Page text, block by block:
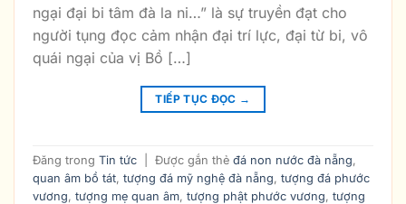
ngại đại bi tâm đà la ni…” là sự truyền đạt cho
người tụng đọc cảm nhận đại trí lực, đại từ bi, vô
quái ngại của vị Bồ […]
TIẾP TỤC ĐỌC →
Đăng trong Tin tức Được gắn thẻ đá non nước đà nẵng,
quan âm bồ tát, tượng đá mỹ nghệ đà nẵng, tượng đá phước
vương, tượng mẹ quan âm, tượng phật phước vương, tượng